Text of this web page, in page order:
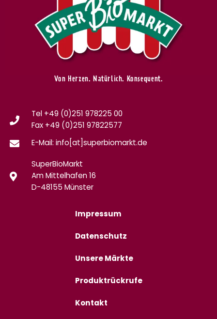
Von Herzen. Natürlich. Konsequent.
Tel +49 (0)251 978225 00
Fax +49 (0)251 97822577
E-Mail: info[at]superbiomarkt.de
SuperBioMarkt
Am Mittelhafen 16
D-48155 Münster
Impressum
Datenschutz
Unsere Märkte
Produktrückrufe
Kontakt